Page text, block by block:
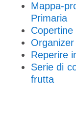
Mappa-
Primaria
Reperire
Serie di
frutta